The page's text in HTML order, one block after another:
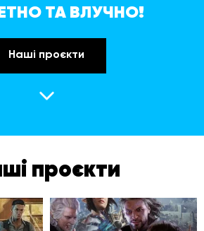
ТА ВЛУЧНО!
Наші проєкти
проєкти